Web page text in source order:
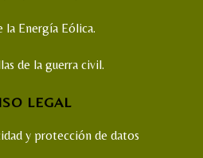
la Energía Eólica.
de la guerra civil.
LEGAL
y protección de datos